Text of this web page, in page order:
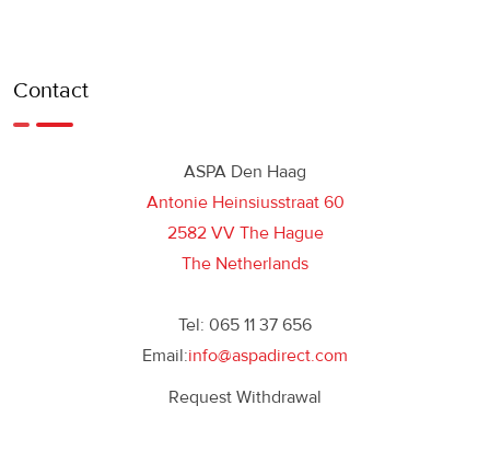
Contact
ASPA Den Haag
Antonie Heinsiusstraat 60
2582 VV The Hague
The Netherlands
Tel: 065 11 37 656
Email:info@aspadirect.com
Request Withdrawal